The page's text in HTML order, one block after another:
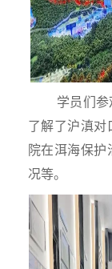
学员们参
了解了沪滇对
院在洱海保
况等。